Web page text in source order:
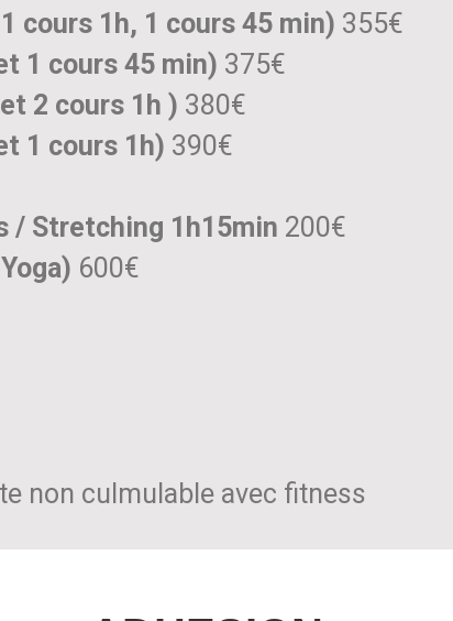
cours 1h, 1 cours 45 min) 355€
1 cours 45 min) 375€
2 cours 1h ) 380€
1 cours 1h) 390€
/ Stretching 1h15min 200€
600€
non culmulable avec fitness